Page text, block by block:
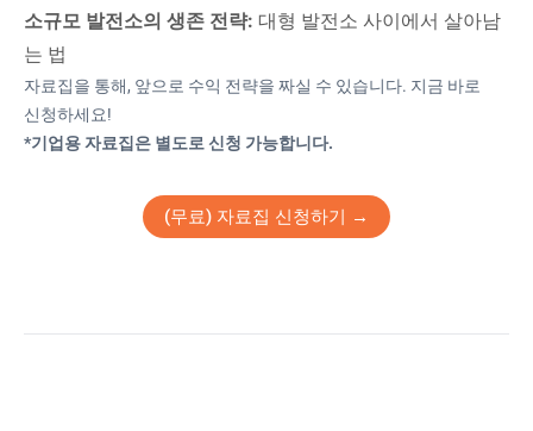
소규모 발전소의 생존 전략: 대형 발전소 사이에서 살아남
는 법
​자료집을 통해, 앞으로 수익 전략을 짜실 수 있습니다. 지금 바로
신청하세요!
*기업용 자료집은 별도로 신청 가능합니다.
(무료) 자료집 신청하기 →